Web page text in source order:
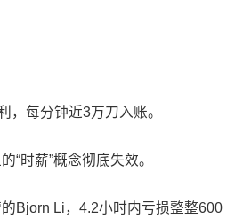
，每分钟近3万刀入账。
“时薪”概念彻底失效。
Bjorn Li，4.2小时内亏损整整600